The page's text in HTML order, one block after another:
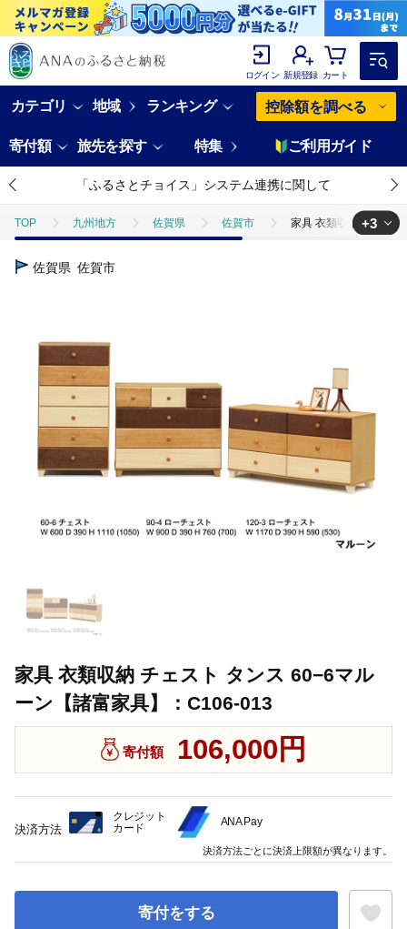
ログイン 新規登録 カート
カテゴリ 地域 ランキング 控除額を調べる
寄付額 旅先を探す 特集 ご利用ガイド
「ふるさとチョイス」システム連携に関して
TOP 九州地方 佐賀県 佐賀市 家具 衣類収納 チェス
TOP
+3
佐賀県 佐賀市
家具 衣類収納 チェスト タンス 60−6マル
ーン【諸富家具】：C106-013
寄付額 106,000円
寄付をする
決済方法
クレジット
カード
ANA Pay
決済方法ごとに決済上限額が異なります。